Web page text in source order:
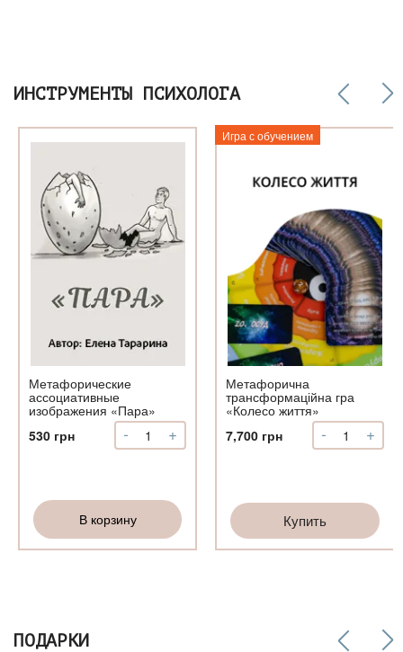
ИНСТРУМЕНТЫ ПСИХОЛОГА
Метафорические
ассоциативные
изображения «Пара»
530 грн -
Количество
Метафорические
«Пара»
+
В корзину
Игра с обучением
Метафорична
трансформаційна гра
«Колесо життя»
7,700 грн -
Количество
«Колесо
+
Купить
ПОДАРКИ